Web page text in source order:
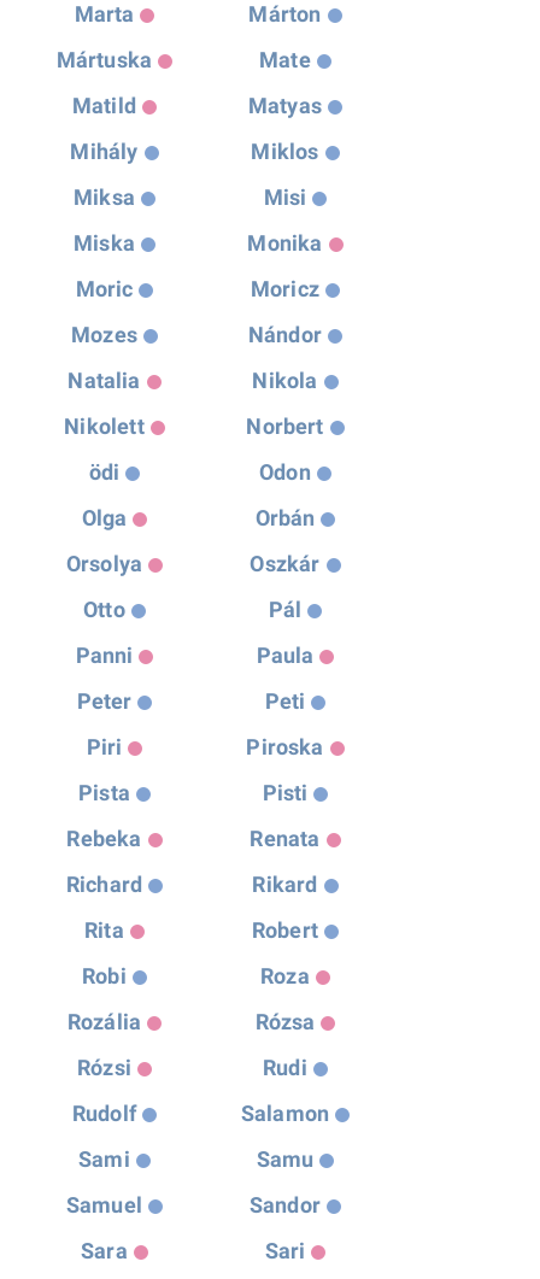
Marta
Márton
Mártuska
Mate
Matild
Matyas
Mihály
Miklos
Miksa
Misi
Miska
Monika
Moric
Moricz
Mozes
Nándor
Natalia
Nikola
Nikolett
Norbert
ödi
Odon
Olga
Orbán
Orsolya
Oszkár
Otto
Pál
Panni
Paula
Peter
Peti
Piri
Piroska
Pista
Pisti
Rebeka
Renata
Richard
Rikard
Rita
Robert
Robi
Roza
Rozália
Rózsa
Rózsi
Rudi
Rudolf
Salamon
Sami
Samu
Samuel
Sandor
Sara
Sari